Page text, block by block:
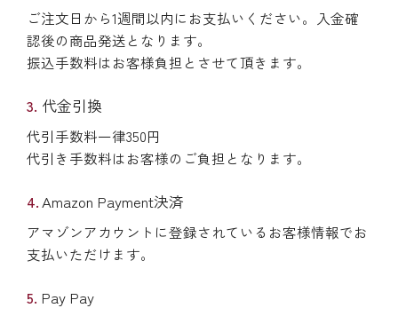
ご注文日から1週間以内にお支払いください。入金確
認後の商品発送となります。
振込手数料はお客様負担とさせて頂きます。
代金引換
代引手数料一律350円
代引き手数料はお客様のご負担となります。
Amazon Payment決済
アマゾンアカウントに登録されているお客様情報でお
支払いただけます。
Pay Pay